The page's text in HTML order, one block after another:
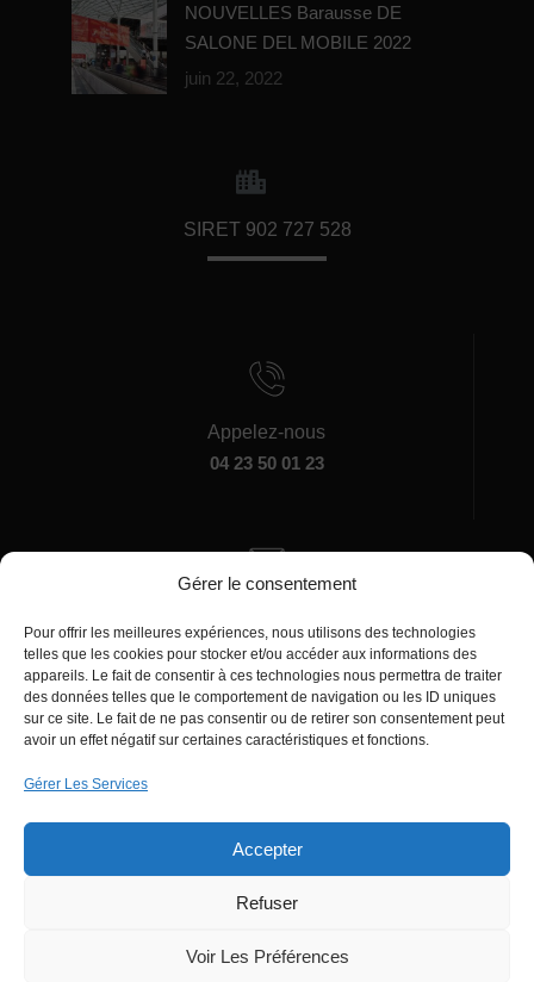
Gérer le consentement
Pour offrir les meilleures expériences, nous utilisons des technologies
telles que les cookies pour stocker et/ou accéder aux informations des
appareils. Le fait de consentir à ces technologies nous permettra de traiter
des données telles que le comportement de navigation ou les ID uniques
sur ce site. Le fait de ne pas consentir ou de retirer son consentement peut
avoir un effet négatif sur certaines caractéristiques et fonctions.
Gérer Les Services
Accepter
Refuser
Voir Les Préférences
NOUVELLES Barausse DE
SALONE DEL MOBILE 2022
juin 22, 2022
SIRET 902 727 528
Appelez-nous
04 23 50 01 23
manager@agentiamo.com
Réservés